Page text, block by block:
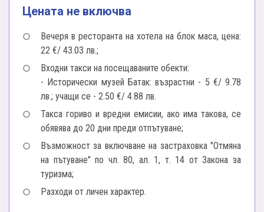
Цената не включва
Вечеря в ресторанта на хотела на блок маса, цена:
22 €/ 43.03 лв.;
Входни такси на посещаваните обекти:
- Исторически музей Батак: възрастни - 5 €/ 9.78
лв.; учащи се - 2.50 €/ 4.88 лв.
Такса гориво и вредни емисии, ако има такова, се
обявява до 20 дни преди отпътуване;
Възможност за включване на застраховка "Отмяна
на пътуване" по чл. 80, ал. 1, т. 14 от Закона за
туризма;
Разходи от личен характер.